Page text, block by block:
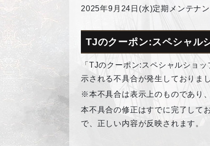
2025年9月24日(水)定期メンテナ
TJのクーポン:スペシャル
「TJのクーポン:スペシャルショ
示される不具合が発生しておりまし
※本不具合は表示上のものであり
本不具合の修正はすでに完了して
で、正しい内容が反映されます。